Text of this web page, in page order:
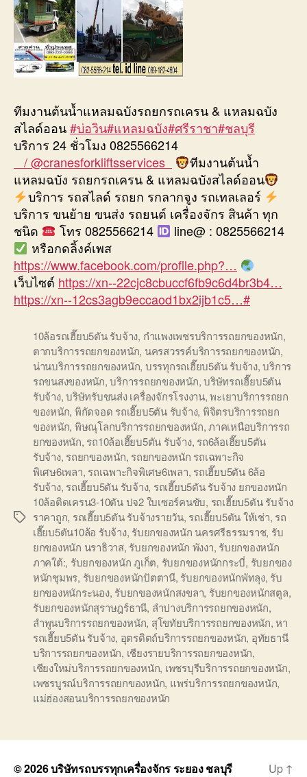
ทีมงานต้นน้ำแหลมฉบังรถยกรถเครน & แหลมฉบัง
สไลด์ออน#บ่อวิน#แหลมฉบัง#ศรีราชา#ชลบุรี
บริการ 24 ชั่วโมง 0825566214
/ @cranesforkliftsservices
ทีมงานต้นน้ำ
แหลมฉบัง รถยกรถเครน & แหลมฉบังสไลด์ออน
บริการ รถสไลด์ รถยก รกลากจูง รถเทลเลอร์
บริการ ขนย้าย ขนส่ง รถยนต์ เครื่องจักร สินค้า ทุก
ชนิด
โทร 0825566214
line@ : 0825566214
หรือกดลิ้งค์เพส
https://www.facebook.com/profile.php?…
เว็บไซต์ https://xn--22cjc8cbuccf6fb9c6d4br3b4…
https://xn--12cs3agb9eccaod1bx2ijb1c5…#
Tags
10ล้อรถเฮี๊ยบ5ตัน รับจ้าง, กำแพงเพชรบริการรถยกของหนัก,
ตากบริการรถยกของหนัก, นครสวรรค์บริการรถยกของหนัก,
น่านบริการรถยกของหนัก, บรรทุกรถเฮี๊ยบ5ตัน รับจ้าง,บริการ
รถขนสงของหนัก,บริการรถยกของหนัก,บริษัทรถเฮี๊ยบ5ตัน
รับจ้าง,บริษัทรับขนส่ง เครื่องจักรโรงงาน,พะเยาบริการรถยก
ของหนัก, พิกัดจอด รถเฮี๊ยบ5ตัน รับจ้าง, พิจิตรบริการรถยก
ของหนัก, พิษณุโลกบริการรถยกของหนัก,ภาคเหนือบริการรถ
ยกของหนัก, รถ10ล้อเฮี๊ยบ5ตัน รับจ้าง, รถ6ล้อเฮี๊ยบ5ตัน
รับจ้าง, รถยกของหนัก, รถยกของหนัก รถเฉพาะกิจ
พิเศษ6เพลา, รถเฉพาะกิจพิเศษ6เพลา, รถเฮี๊ยบ5ตัน 6ล้อ
รับจ้าง, รถเฮี๊ยบ5ตัน รับจ้าง, รถเฮี๊ยบ5ตัน รับจ้าง ยกของหนัก
10ล้อติดเครน3-10ตัน ปจ2 ใบเซอร์คนขับ, รถเฮี๊ยบ5ตัน รับจ้าง
ราคาถูก, รถเฮี๊ยบ5ตัน รับจ้างรายวัน, รถเฮี๊ยบ5ตัน ให้เช่า, รถ
เฮี๊ยบ5ตัน10ล้อ รับจ้าง, รับยกของหนัก นครศรีธรรมราช, รับ
ยกของหนัก นราธิวาส, รับยกของหนัก พังงา, รับยกของหนัก
ภาคใต้:, รับยกของหนัก ภูเก็ต, รับยกของหนักกระบี่, รับยกของ
หนักชุมพร, รับยกของหนักปัตตานี, รับยกของหนักพัทลุง, รับ
ยกของหนักระนอง, รับยกของหนักสงขลา, รับยกของหนักสตูล,
รับยกของหนักสุราษฎร์ธานี, ลำปางบริการรถยกของหนัก,
ลำพูนบริการรถยกของหนัก, สุโขทัยบริการรถยกของหนัก,หา
รถเฮี๊ยบ5ตัน รับจ้าง, อุตรดิตถ์บริการรถยกของหนัก, อุทัยธานี
บริการรถยกของหนัก, เชียงรายบริการรถยกของหนัก,
เชียงใหม่บริการรถยกของหนัก, เพชรบุรีบริการรถยกของหนัก,
เพชรบูรณ์บริการรถยกของหนัก, แพร่บริการรถยกของหนัก,
แม่ฮ่องสอนบริการรถยกของหนัก
© 2026บริษัทรถบรรทุกเครื่องจักร ระยอง ชลบุรี Up ↑